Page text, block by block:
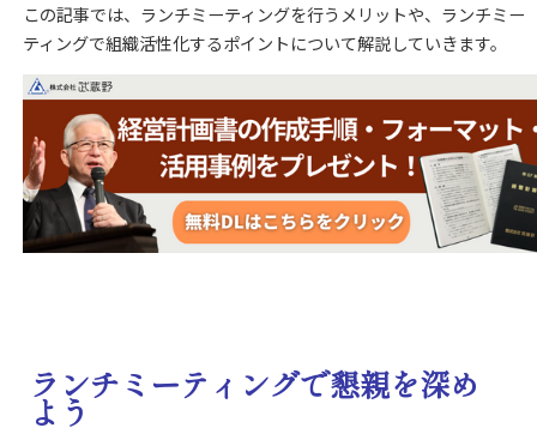
この記事では、ランチミーティングを行うメリットや、ランチミー
ティングで組織活性化するポイントについて解説していきます。
ランチミーティングで懇親を深め
よう